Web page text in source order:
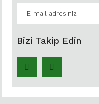
Bizi Takip Edin